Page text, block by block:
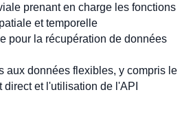
prenant en charge les fonctions
et temporelle
pour la récupération de données
aux données flexibles, y compris le
direct et l'utilisation de l'API